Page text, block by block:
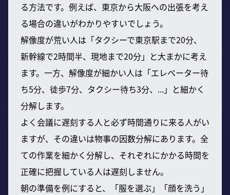
る方法です。例えば、東京から大阪への出張を考え
る場合の違いがわかりやすいでしょう。
解像度が荒い人は「タクシーで東京駅まで20分、
新幹線で2時間半、現地まで20分」と大まかに考え
ます。一方、解像度が細かい人は「エレベーター待
ち5分、徒歩7分、タクシー待ち3分、...」と細かく
分解します。
よく会議に遅刻する人と必ず時間通りに来る人がい
ますが、その違いは物事の因数分解にあります。全
ての作業を細かく分解し、それぞれにかかる時間を
正確に把握している人は遅刻しません。
朝の準備を例にすると、「服を選ぶ」「顔を洗う」